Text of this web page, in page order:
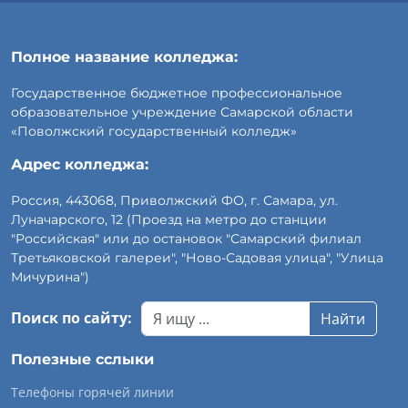
Полное название колледжа:
Государственное бюджетное профессиональное
образовательное учреждение Самарской области
«Поволжский государственный колледж»
Адрес колледжа:
Россия, 443068, Приволжский ФО, г. Самара, ул.
Луначарского, 12 (Проезд на метро до станции
"Российская" или до остановок "Самарский филиал
Третьяковской галереи", "Ново-Садовая улица", "Улица
Мичурина")
Поиск по сайту: Найти
Полезные сслыки
Телефоны горячей линии